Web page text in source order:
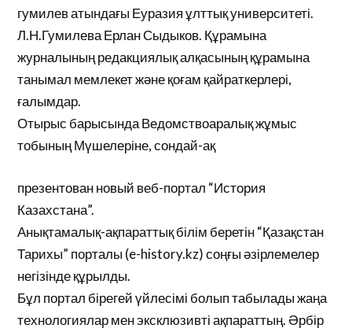
гумилев атындағы Еуразия ұлттық университеті.
Л.Н.Гумилева Ерлан Сыдыков. Құрамына
журналының редакциялық алқасының құрамына
танымал мемлекет және қоғам қайраткерлері,
ғалымдар.
Отырыс барысында Ведомствоаралық жұмыс
тобының Мүшелеріне, сондай-ақ
презентован новый веб-портал “История
Казахстана”.
Анықтамалық-ақпараттық білім беретін “Қазақстан
Тарихы” порталы (e-history.kz) соңғы әзірлемелер
негізінде құрылды.
Бұл портал бірегей үйлесімі болып табылады жаңа
технологиялар мен эксклюзивті ақпараттың. Әрбір